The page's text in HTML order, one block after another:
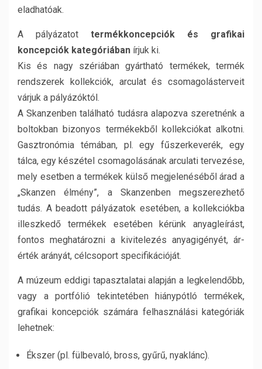
eladhatóak.
A pályázatot termékkoncepciók és grafikai
koncepciók kategóriában írjuk ki.
Kis és nagy szériában gyártható termékek, termék
rendszerek kollekciók, arculat és csomagolásterveit
várjuk a pályázóktól.
A Skanzenben található tudásra alapozva szeretnénk a
boltokban bizonyos termékekből kollekciókat alkotni.
Gasztronómia témában, pl. egy fűszerkeverék, egy
tálca, egy készétel csomagolásának arculati tervezése,
mely esetben a termékek külső megjelenéséből árad a
„Skanzen élmény”, a Skanzenben megszerezhető
tudás. A beadott pályázatok esetében, a kollekciókba
illeszkedő termékek esetében kérünk anyagleírást,
fontos meghatározni a kivitelezés anyagigényét, ár-
érték arányát, célcsoport specifikációját.
A múzeum eddigi tapasztalatai alapján a legkelendőbb,
vagy a portfólió tekintetében hiánypótló termékek,
grafikai koncepciók számára felhasználási kategóriák
lehetnek:
Ékszer (pl. fülbevaló, bross, gyűrű, nyaklánc).